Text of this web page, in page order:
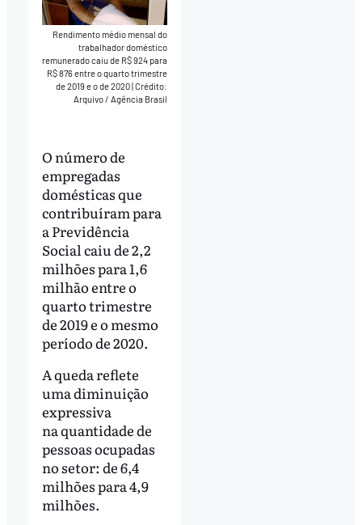
Rendimento médio mensal do
trabalhador doméstico
remunerado caiu de R$ 924 para
R$ 876 entre o quarto trimestre
de 2019 e o de 2020|Crédito:
Arquivo / Agência Brasil
O número de
empregadas
domésticas que
contribuíram para
a Previdência
Social caiu de 2,2
milhões para 1,6
milhão entre o
quarto trimestre
de 2019 e o mesmo
período de 2020.
A queda reflete
uma diminuição
expressiva
na quantidade de
pessoas ocupadas
no setor: de 6,4
milhões para 4,9
milhões.